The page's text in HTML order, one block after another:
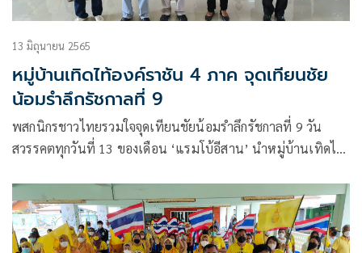
13 มิถุนายน 2565
หมู่บ้านเทิดไท้องค์ราชัน 4 ภาค จุดเทียนชัย
น้อมรำลึกรัชกาลที่ 9
พสกนิกรชาวไทยรวมใจจุดเทียนชัยน้อมรำลึกรัชกาลที่ 9 วัน
สวรรคตทุกวันที่ 13 ของเดือน ‘แรมโบ้อีสาน’ นำหมู่บ้านเทิดไท้